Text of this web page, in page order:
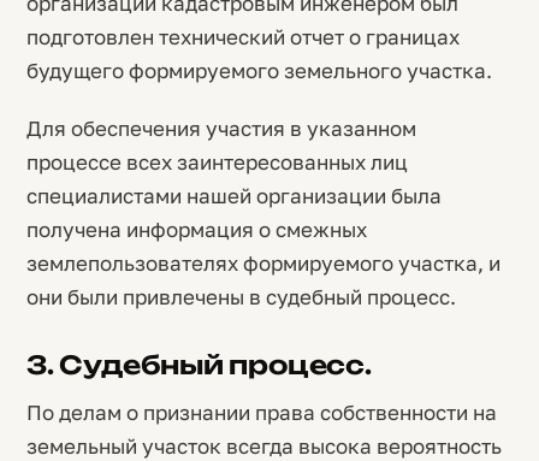
подготовлен технический отчет о границах
будущего формируемого земельного участка.
Для обеспечения участия в указанном
процессе всех заинтересованных лиц
специалистами нашей организации была
получена информация о смежных
землепользователях формируемого участка, и
они были привлечены в судебный процесс.
3. Судебный процесс.
По делам о признании права собственности на
земельный участок всегда высока вероятность